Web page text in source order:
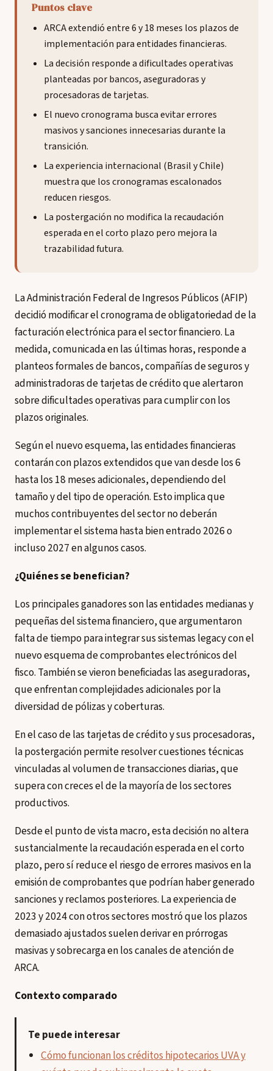
Puntos clave
ARCA extendió entre 6 y 18 meses los plazos de
implementación para entidades financieras.
La decisión responde a dificultades operativas
planteadas por bancos, aseguradoras y
procesadoras de tarjetas.
El nuevo cronograma busca evitar errores
masivos y sanciones innecesarias durante la
transición.
La experiencia internacional (Brasil y Chile)
muestra que los cronogramas escalonados
reducen riesgos.
La postergación no modifica la recaudación
esperada en el corto plazo pero mejora la
trazabilidad futura.
La Administración Federal de Ingresos Públicos (AFIP)
decidió modificar el cronograma de obligatoriedad de la
facturación electrónica para el sector financiero. La
medida, comunicada en las últimas horas, responde a
planteos formales de bancos, compañías de seguros y
administradoras de tarjetas de crédito que alertaron
sobre dificultades operativas para cumplir con los
plazos originales.
Según el nuevo esquema, las entidades financieras
contarán con plazos extendidos que van desde los 6
hasta los 18 meses adicionales, dependiendo del
tamaño y del tipo de operación. Esto implica que
muchos contribuyentes del sector no deberán
implementar el sistema hasta bien entrado 2026 o
incluso 2027 en algunos casos.
¿Quiénes se benefician?
Los principales ganadores son las entidades medianas y
pequeñas del sistema financiero, que argumentaron
falta de tiempo para integrar sus sistemas legacy con el
nuevo esquema de comprobantes electrónicos del
fisco. También se vieron beneficiadas las aseguradoras,
que enfrentan complejidades adicionales por la
diversidad de pólizas y coberturas.
En el caso de las tarjetas de crédito y sus procesadoras,
la postergación permite resolver cuestiones técnicas
vinculadas al volumen de transacciones diarias, que
supera con creces el de la mayoría de los sectores
productivos.
Desde el punto de vista macro, esta decisión no altera
sustancialmente la recaudación esperada en el corto
plazo, pero sí reduce el riesgo de errores masivos en la
emisión de comprobantes que podrían haber generado
sanciones y reclamos posteriores. La experiencia de
2023 y 2024 con otros sectores mostró que los plazos
demasiado ajustados suelen derivar en prórrogas
masivas y sobrecarga en los canales de atención de
ARCA.
Contexto comparado
Te puede interesar
Cómo funcionan los créditos hipotecarios UVA y